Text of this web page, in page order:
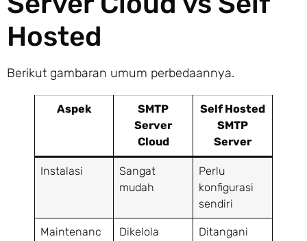
Hosted
Berikut gambaran umum perbedaannya.
Aspek
SMTP
Server
Cloud
Self Hosted
SMTP
Server
Instalasi
Sangat
mudah
Perlu
konfigurasi
sendiri
Maintenanc
Dikelola
Ditangani